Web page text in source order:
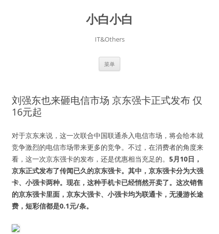
小白小白
IT&Others
菜单
刘强东也来砸电信市场 京东强卡正式发布 仅
16元起
对于京东来说，这一次联合中国联通杀入电信市场，将会给本就
竞争激烈的电信市场带来更多的竞争。不过，在消费者的角度来
看，这一次京东强卡的发布，还是优惠相当充足的。 5月10日，
京东正式发布了传闻已久的京东强卡。其中，京东强卡分为大强
卡、小强卡两种。现在，这种手机卡已经悄然开卖了。这次销售
的京东强卡里面，京东大强卡、小强卡均为联通卡，无漫游长途
费，短彩信都是0.1元/条。